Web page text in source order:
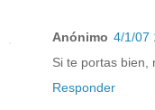
Anónimo 4/1/07
Si te portas bien,
Responder